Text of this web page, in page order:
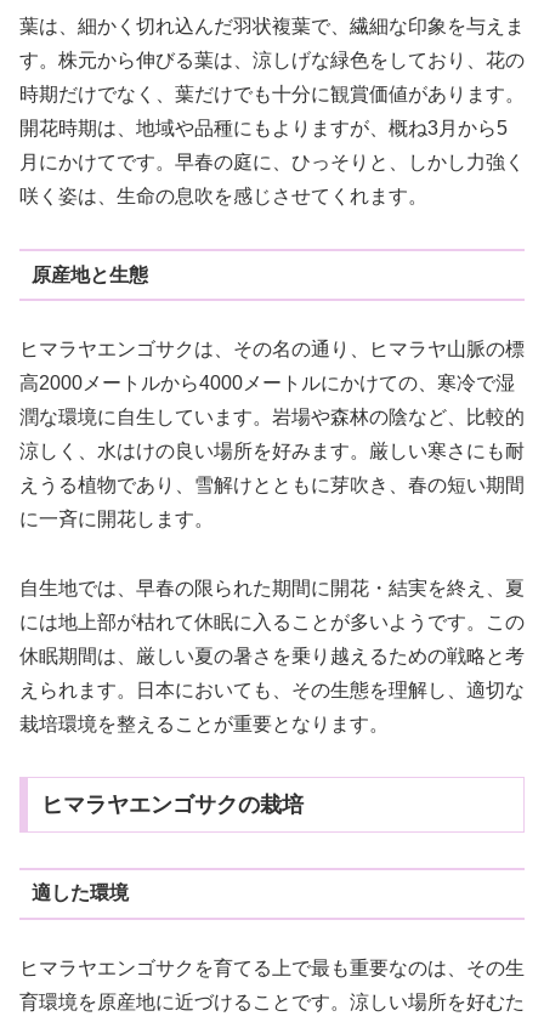
葉は、細かく切れ込んだ羽状複葉で、繊細な印象を与えま
す。株元から伸びる葉は、涼しげな緑色をしており、花の
時期だけでなく、葉だけでも十分に観賞価値があります。
開花時期は、地域や品種にもよりますが、概ね3月から5
月にかけてです。早春の庭に、ひっそりと、しかし力強く
咲く姿は、生命の息吹を感じさせてくれます。
原産地と生態
ヒマラヤエンゴサクは、その名の通り、ヒマラヤ山脈の標
高2000メートルから4000メートルにかけての、寒冷で湿
潤な環境に自生しています。岩場や森林の陰など、比較的
涼しく、水はけの良い場所を好みます。厳しい寒さにも耐
えうる植物であり、雪解けとともに芽吹き、春の短い期間
に一斉に開花します。
自生地では、早春の限られた期間に開花・結実を終え、夏
には地上部が枯れて休眠に入ることが多いようです。この
休眠期間は、厳しい夏の暑さを乗り越えるための戦略と考
えられます。日本においても、その生態を理解し、適切な
栽培環境を整えることが重要となります。
ヒマラヤエンゴサクの栽培
適した環境
ヒマラヤエンゴサクを育てる上で最も重要なのは、その生
育環境を原産地に近づけることです。涼しい場所を好むた